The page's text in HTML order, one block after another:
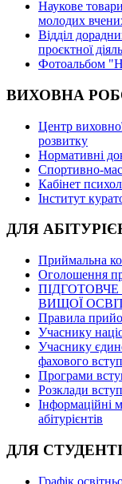
Наукове
молодих
Відділ
проєктної
Фотоальбом
ВИХОВНА
Центр
розвитку
Нормативні
Спортивно-
Кабінет
Інститут
ДЛЯ
Приймальна
Оголошення
ВИЩОЇ
Правила
Учаснику
Учаснику
фахового
Програми
Розклади
Інформаційні
абітурієнтів
ДЛЯ
Графік